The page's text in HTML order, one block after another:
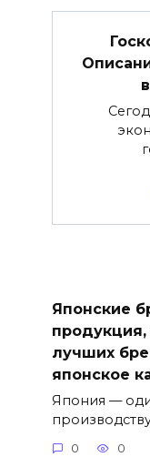
Японские
продукция,
лучших
японское
Япония —
0 0